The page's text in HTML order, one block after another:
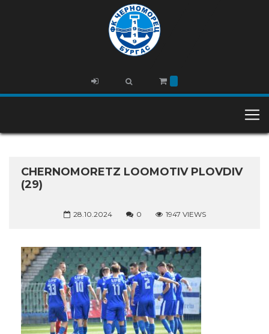
CHERNOMORETZ LOOMOTIV PLOVDIV
(29)
28.10.2024 0 1947 VIEWS